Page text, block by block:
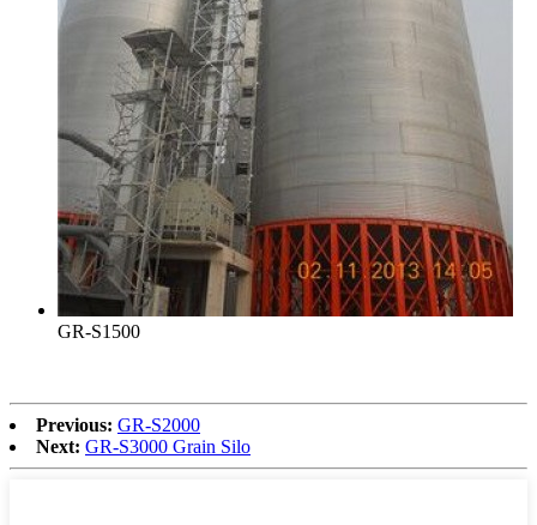
GR-S1500
Previous: GR-S2000
Next: GR-S3000 Grain Silo